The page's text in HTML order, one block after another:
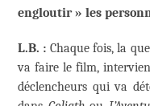
engloutir » les
L.B. : Chaque fois, la
va faire le film,
déclencheurs qui va